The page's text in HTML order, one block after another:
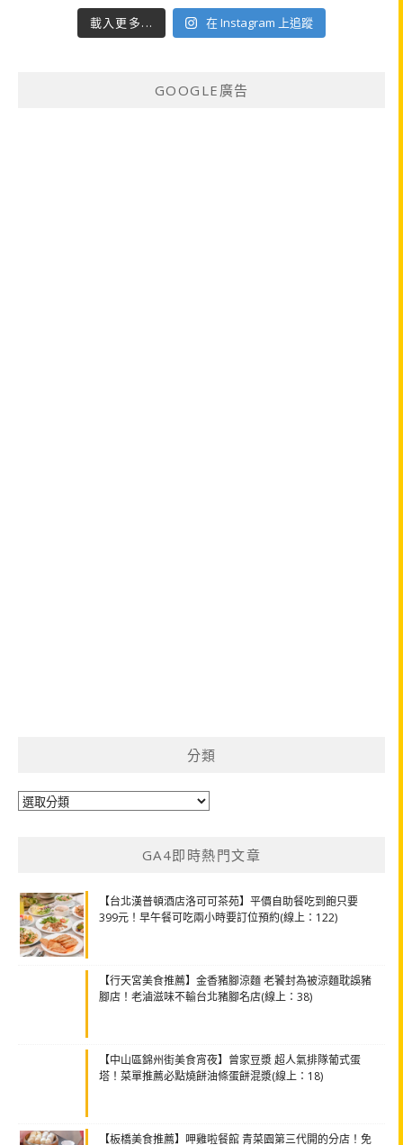
載入更多... 在 Instagram 上追蹤
GOOGLE廣告
分類
分
GA4即時熱門文章
【台北漢普頓酒店洛可可茶苑】平價自助餐吃到飽只要
399元！早午餐可吃兩小時要訂位預約(線上：122)
【行天宮美食推薦】金香豬腳涼麵 老饕封為被涼麵耽誤豬
腳店！老滷滋味不輸台北豬腳名店(線上：38)
【中山區錦州街美食宵夜】曾家豆漿 超人氣排隊葡式蛋
塔！菜單推薦必點燒餅油條蛋餅混漿(線上：18)
【板橋美食推薦】呷雞啦餐館 青菜園第三代開的分店！免